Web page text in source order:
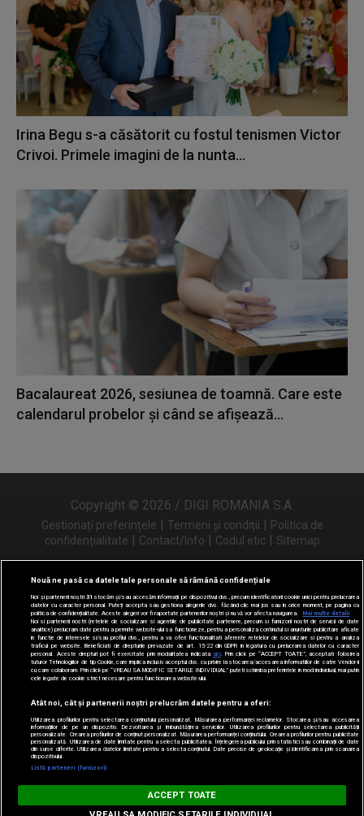
Digi FM
digifm.ro
DESCARCĂ
Irina Begu s-a căsătorit cu fostul tenismen Victor
Crivoi. Primele imagini de la nunta...
Bacalaureat 2026, sesiunea de toamnă. Care este
calendarul probelor și când se afișează...
Copyright © 2026 / DIGI ROMANIA S.A.
Gestionați preferințele | Termeni și condiții | Politica de
confidențialitate | Contact/Info | Codul etic | Sitemap
Urmărește-ne și pe
Nouă ne pasă ca datele tale personale să rămână confidențiale
Noi și partenerii noștri31 stocăm și/sau accesăm informații pe dispozitivul dvs., precum identificatorii cookie unici pentru prelucrarea
datelor cu caracter personal. Puteți accepta sau gestiona alegerile dvs. făcând clic mai jos sau în orice moment, pe pagina cu
politica de confidențialitate. Aceste alegeri vor fi raportate partenerilor noștri și nu vă vor afecta navigarea.
Mai multe detalii
Noi si partenerii nostri (retelele de socializare si agentiile de publicitate partenere, precum si furnizorii nostri de servicii de date
analitice) prelucram date pentru a permite website-ului sa functioneze, pentru a personaliza continutul si anunturile publicitare afisate
in functie de interesele si/sau profilul dvs., pentru a va oferi functionalitati aferente retelelor de socializare si pentru a analiza
traficul pe website. Beneficiati de drepturile prevazute de art. 15-22 din GDPR in legatura cu prelucrarea datelor cu caracter
personal. Aceste drepturi pot fi exercitate prin modalitatea indicata aici. Prin click pe “ACCEPT TOATE”, acceptati folosirea
tuturor Tehnologiilor de tip Cookie, care implica inclusiv acceptul dvs. cu privire la stocarea/accesarea informatiilor de catre Vendor-ii
cu care colaboram. Prin click pe “VREAU SA MODIFIC SETARILE INDIVIDUAL” puteti schimba preferintele in mod individual, mai putin
cele legate de cookie strict necesare pentru functionarea website-ului.
Atât noi, cât și partenerii noștri prelucrăm datele pentru a oferi:
Utilizarea profilurilor pentru selectarea conținutului personalizat. Măsurarea performanței reclamelor. Stocarea și/sau accesarea
informațiilor de pe un dispozitiv. Dezvoltarea și îmbunătățirea serviciilor. Utilizarea profilurilor pentru selectarea publicității
personalizate. Crearea profilurilor de conținut personalizat. Măsurarea performanței conținutului. Crearea profilurilor pentru publicitate
personalizată. Utilizarea de date limitate pentru a selecta publicitatea. Înțelegerea publicului prin statistici sau combinații de date
din surse diferite. Utilizarea datelor limitate pentru a selecta conținutul. Date precise de geolocație și identificarea prin scanarea
dispozitivului.
Listă parteneri (furnizori)
ACCEPT TOATE